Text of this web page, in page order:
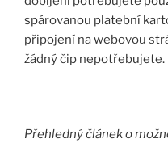
spárovanou platební
připojení na webovou
žádný čip nepotřebujete.
Přehledný článek o